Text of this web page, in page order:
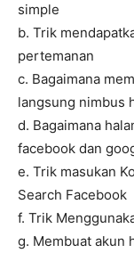
simple
b. Trik
pertemanan
c. Bagaimana
langsung nimbus
d. Bagaimana
facebook dan
e. Trik masukan
Search Facebook
f. Trik
g. Membuat akun